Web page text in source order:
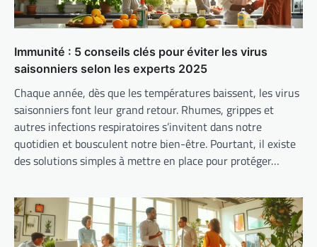
Immunité : 5 conseils clés pour éviter les virus
saisonniers selon les experts 2025
Chaque année, dès que les températures baissent, les virus
saisonniers font leur grand retour. Rhumes, grippes et
autres infections respiratoires s’invitent dans notre
quotidien et bousculent notre bien-être. Pourtant, il existe
des solutions simples à mettre en place pour protéger…